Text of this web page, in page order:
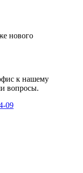
нового
к нашему
вопросы.
09